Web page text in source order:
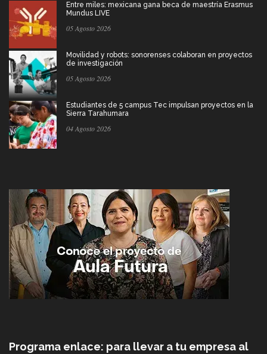
Entre miles: mexicana gana beca de maestría Erasmus
Mundus LIVE
05 Agosto 2026
Movilidad y robots: sonorenses colaboran en proyectos
de investigación
05 Agosto 2026
Estudiantes de 5 campus Tec impulsan proyectos en la
Sierra Tarahumara
04 Agosto 2026
Programa enlace: para llevar a tu empresa al